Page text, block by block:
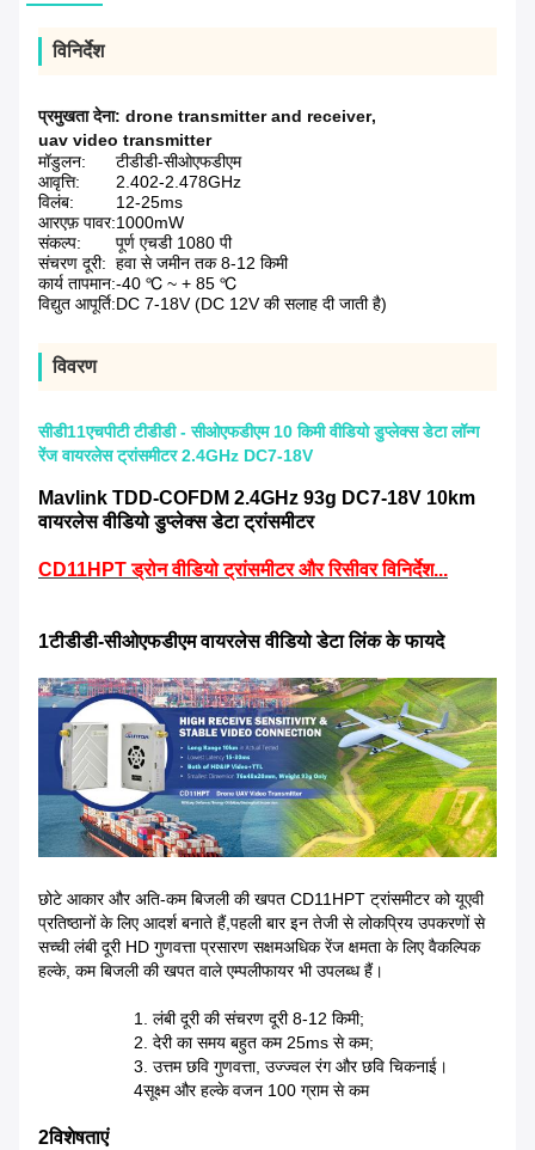
विनिर्देश
प्रमुखता देना: drone transmitter and receiver,
uav video transmitter
मॉडुलन:
टीडीडी-सीओएफडीएम
आवृत्ति:
2.402-2.478GHz
विलंब:
12-25ms
आरएफ़ पावर:1000mW
संकल्प:
पूर्ण एचडी 1080 पी
संचरण दूरी: हवा से जमीन तक 8-12 किमी
कार्य तापमान:-40 ℃ ~ + 85 ℃
विद्युत आपूर्ति:DC 7-18V (DC 12V की सलाह दी जाती है)
विवरण
सीडी11एचपीटी टीडीडी - सीओएफडीएम 10 किमी वीडियो डुप्लेक्स डेटा लॉन्ग
रेंज वायरलेस ट्रांसमीटर 2.4GHz DC7-18V
Mavlink TDD-COFDM 2.4GHz 93g DC7-18V 10km
वायरलेस वीडियो डुप्लेक्स डेटा ट्रांसमीटर
CD11HPT ड्रोन वीडियो ट्रांसमीटर और रिसीवर विनिर्देश...
1टीडीडी-सीओएफडीएम वायरलेस वीडियो डेटा लिंक के फायदे
छोटे आकार और अति-कम बिजली की खपत CD11HPT ट्रांसमीटर को यूएवी
प्रतिष्ठानों के लिए आदर्श बनाते हैं,पहली बार इन तेजी से लोकप्रिय उपकरणों से
सच्ची लंबी दूरी HD गुणवत्ता प्रसारण सक्षमअधिक रेंज क्षमता के लिए वैकल्पिक
हल्के, कम बिजली की खपत वाले एम्पलीफायर भी उपलब्ध हैं।
1. लंबी दूरी की संचरण दूरी 8-12 किमी;
2. देरी का समय बहुत कम 25ms से कम;
3. उत्तम छवि गुणवत्ता, उज्ज्वल रंग और छवि चिकनाई।
4सूक्ष्म और हल्के वजन 100 ग्राम से कम
2विशेषताएं